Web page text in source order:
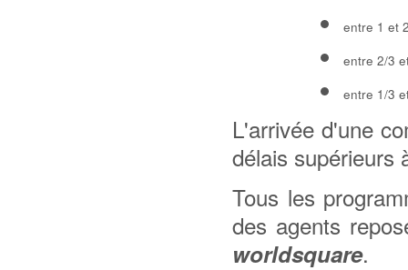
entre 1 et
entre 2/3
entre 1/3
L'arrivée d'une
délais supérieurs
Tous les
des agents
worldsquare.